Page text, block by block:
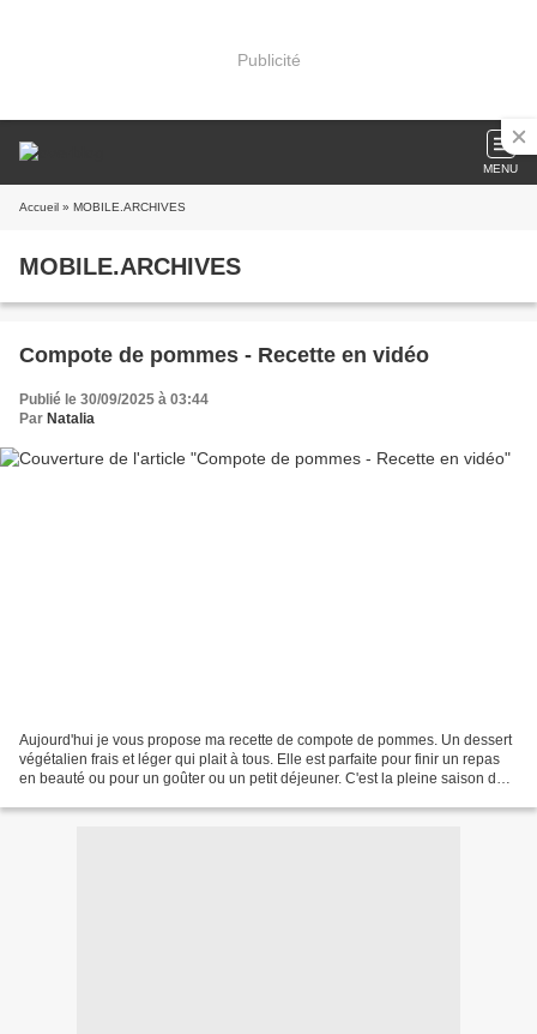
Publicité
MENU
Accueil » MOBILE.ARCHIVES
MOBILE.ARCHIVES
Compote de pommes - Recette en vidéo
Publié le 30/09/2025 à 03:44
Par Natalia
Aujourd'hui je vous propose ma recette de compote de pommes. Un dessert
végétalien frais et léger qui plait à tous. Elle est parfaite pour finir un repas
en beauté ou pour un goûter ou un petit déjeuner. C'est la pleine saison des